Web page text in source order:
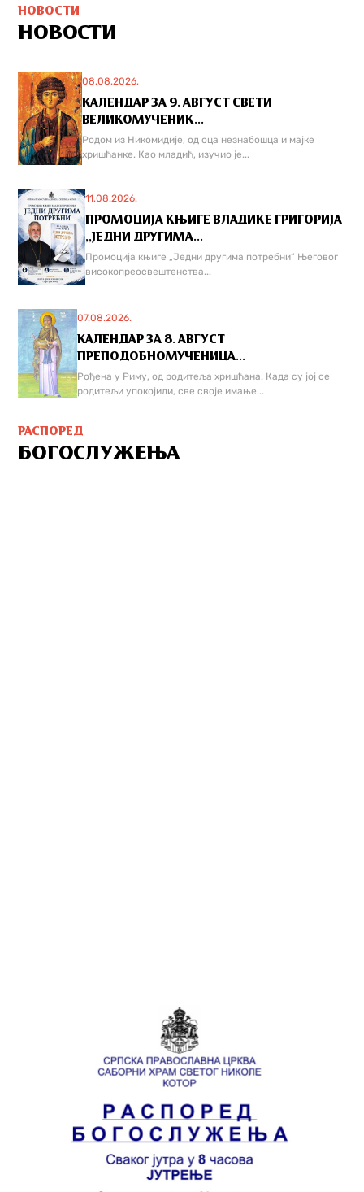
НОВОСТИ
НОВОСТИ
08.08.2026.
КАЛЕНДАР ЗА 9. АВГУСТ СВЕТИ
ВЕЛИКОМУЧЕНИК...
Родом из Никомидије, од оца незнабошца и мајке
хришћанке. Као младић, изучио је...
11.08.2026.
ПРОМОЦИЈА КЊИГЕ ВЛАДИКЕ ГРИГОРИЈА
,,ЈЕДНИ ДРУГИМА...
Промоција књиге „Једни другима потребни“ Његовог
високопреосвештенства...
07.08.2026.
КАЛЕНДАР ЗА 8. АВГУСТ
ПРЕПОДОБНОМУЧЕНИЦА...
Рођена у Риму, од родитеља хришћана. Када су јој се
родитељи упокојили, све своје имање...
РАСПОРЕД
БОГОСЛУЖЕЊА